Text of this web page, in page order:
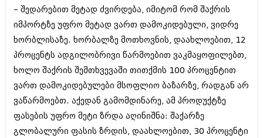
ოქტომბერი 2010 (341)
სექტემბერი 2010 (449)
აგვისტო 2010 (461)
ივლისი 2010 (556)
ივნისი 2010 (685)
აპრილი 2010 (229)
მარტი 2010 (454)
თებერვალი 2010 (421)
იანვარი 2010 (422)
დეკემბერი 2009 (510)
ნოემბერი 2009 (308)
– შედარებით მეტად ძვირდება, იმიტომ რომ შაქრის
იმპორტზე უფრო მეტად ვართ დამოკიდებული, ვიდრე
ხორბლისაზე. ხორბალზე მოთხოვნის, დაახლოებით, 12
პროცენტს ადგილობრივი წარმოებით ვაკმაყოფილებთ,
ხოლო შაქრის შემთხვევაში თითქმის 100 პროცენტით
ვართ დამოკიდებულები მსოფლიო ბაზარზე, რადგან არ
ვაწარმოებთ. აქედან გამომდინარე, ამ პროდუქტზე
ფასების უფრო მეტი ზრდა აღინიშნა: შაქარზე
გლობალური ფასის ზრდის, დაახლოებით, 30 პროცენტი